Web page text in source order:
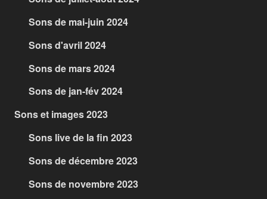
Sons de mai-juin 2024
Sons d'avril 2024
Sons de mars 2024
Sons de jan-fév 2024
Sons et images 2023
Sons live de la fin 2023
Sons de décembre 2023
Sons de novembre 2023